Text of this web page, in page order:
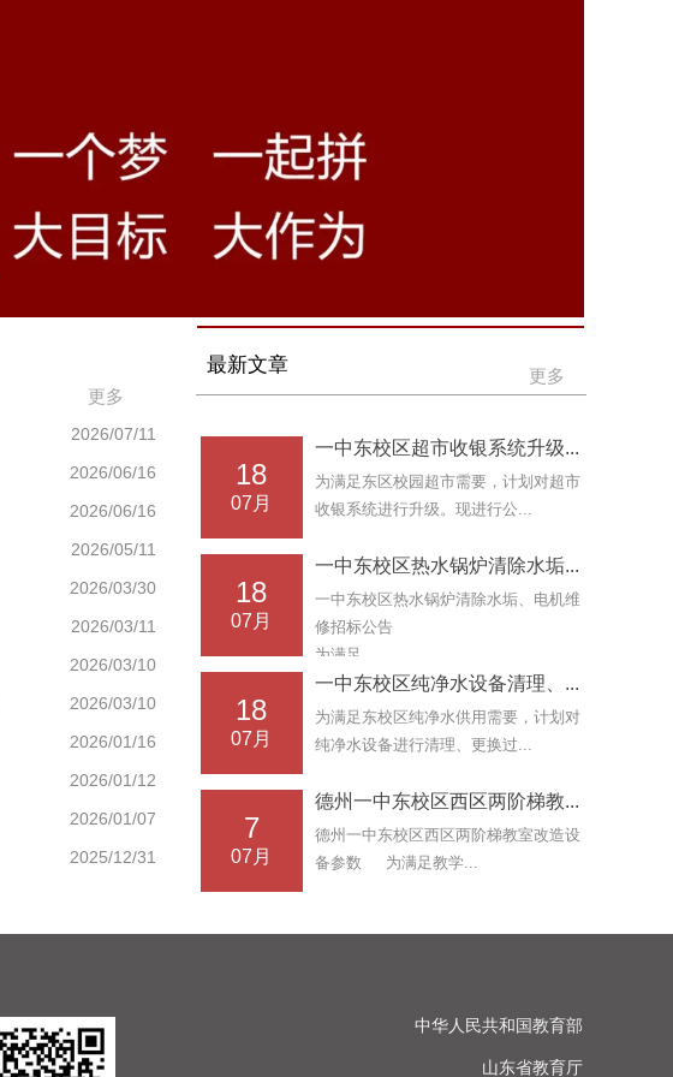
中华人民共和国教育部
山东省教育厅
更多
2026/07/11
2026/06/16
2026/06/16
2026/05/11
2026/03/30
2026/03/11
2026/03/10
2026/03/10
2026/01/16
2026/01/12
2026/01/07
2025/12/31
·
一中东校区热水锅炉清除水垢、电机维修招标公告
一中东校区纯净水设备清理、更换过滤设备及罐体招
·
关于2026年德州市教师数字素养提升实践作品推荐活
德州一中东校区消防防高空坠网招标函
·德州一中关于市级数智教研骨干教师推荐人选的公示
党政机关厉行节约反对浪费条例
德州市第一中学2026年体育特长生专业测试公告
·德州市第一中学2026年体育特长生专业测试公告
德州市第一中学2026年春季学期国家助学金、学校计
德州一中东校区不锈钢通花卷闸门招标函
最新文章
18
07月
一中东校区超市收银系统升级...
为满足东区校园超市需要，计划对超市
收银系统进行升级。现进行公...
18
07月
一中东校区热水锅炉清除水垢...
一中东校区热水锅炉清除水垢、电机维
修招标公告
为满足...
18
07月
一中东校区纯净水设备清理、...
为满足东校区纯净水供用需要，计划对
纯净水设备进行清理、更换过...
7
07月
德州一中东校区西区两阶梯教...
德州一中东校区西区两阶梯教室改造设
备参数 为满足教学...
更多